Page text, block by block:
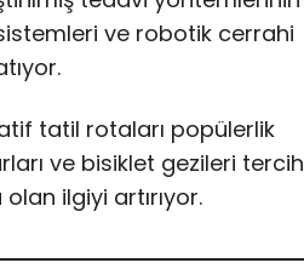
ve robotik cerrahi
tatil rotaları popülerlik
ve bisiklet gezileri tercih
ilgiyi artırıyor.